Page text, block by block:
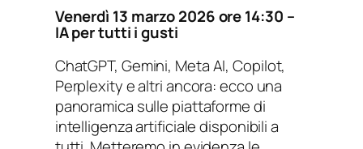
Venerdì 13 marzo 2026 ore 14:30 –
IA per tutti i gusti
ChatGPT, Gemini, Meta AI, Copilot,
Perplexity e altri ancora: ecco una
panoramica sulle piattaforme di
intelligenza artificiale disponibili a